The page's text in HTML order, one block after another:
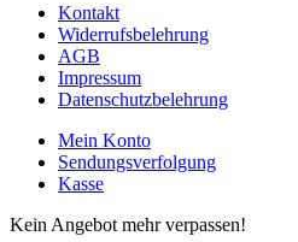
Kontakt
Widerrufsbelehrung
AGB
Impressum
Datenschutzbelehrung
Mein Konto
Sendungsverfolgung
Kasse
Kein Angebot mehr verpassen!